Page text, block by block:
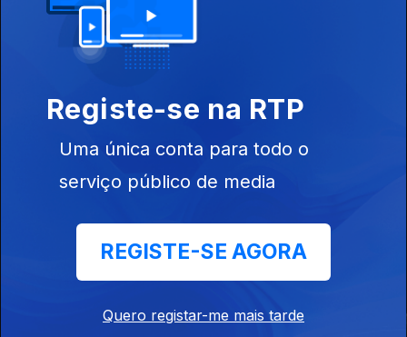
Este conteúdo faz parte de
Documentários de Guerra e
Conflitos
24 Horas Que
Os Rosenberg:
Este conteúdo faz parte de
Documentários de História e Política
Registe-se na RTP
Uma única conta para todo o
serviço público de media
REGISTE-SE AGORA
Quero registar-me mais tarde